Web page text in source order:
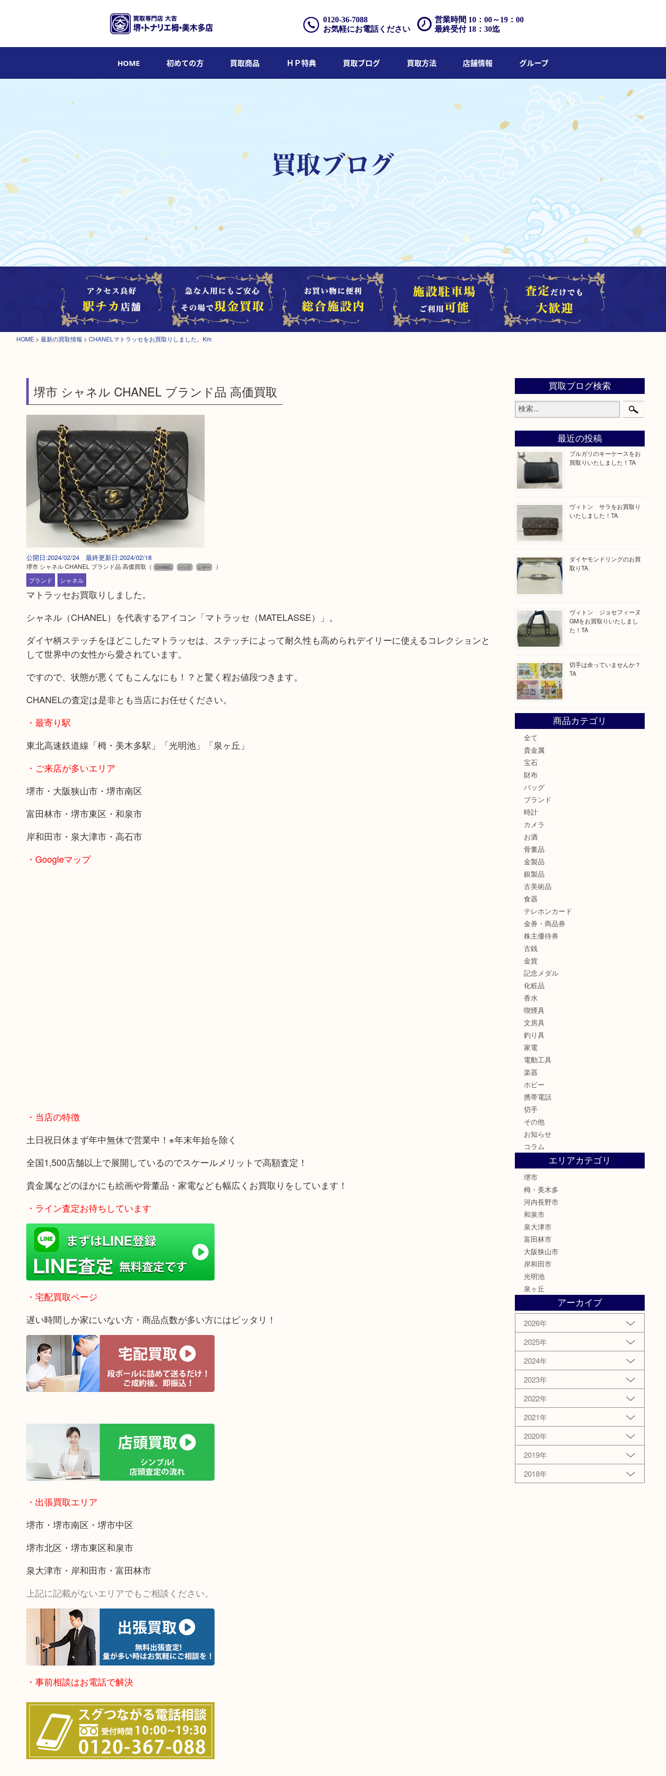
営業時間 10：00～19：00
最終受付 18：30迄
0120-36-7088
お気軽にお電話ください
HOME 初めての方 買取商品 ＨＰ特典 買取ブログ 買取方法 店舗情報 グループ
HOME > 最新の買取情報 > CHANELマトラッセをお買取りしました。Km
堺市 シャネル CHANEL ブランド品 高価買取
公開日:2024/02/24 最終更新日:2024/02/18
堺市 シャネル CHANEL ブランド品 高価買取 （ CHANEL バック レザー
）
ブランド
シャネル
マトラッセお買取りしました。
シャネル（CHANEL）を代表するアイコン「マトラッセ（MATELASSE）」。
ダイヤ柄ステッチをほどこしたマトラッセは、ステッチによって耐久性も高められデイリーに使えるコレクションと
して世界中の女性から愛されています。
ですので、状態が悪くてもこんなにも！？と驚く程お値段つきます。
CHANELの査定は是非とも当店にお任せください。
・最寄り駅
東北高速鉄道線「栂・美木多駅」「光明池」「泉ヶ丘」
・ご来店が多いエリア
堺市・大阪狭山市・堺市南区
富田林市・堺市東区・和泉市
岸和田市・泉大津市・高石市
・Googleマップ
・当店の特徴
土日祝日休まず年中無休で営業中！※年末年始を除く
全国1,500店舗以上で展開しているのでスケールメリットで高額査定！
貴金属などのほかにも絵画や骨董品・家電なども幅広くお買取りをしています！
・ライン査定お待ちしています
・宅配買取ページ
遅い時間しか家にいない方・商品点数が多い方にはピッタリ！
・出張買取エリア
堺市・堺市南区・堺市中区
堺市北区・堺市東区和泉市
泉大津市・岸和田市・富田林市
上記に記載がないエリアでもご相談ください。
・事前相談はお電話で解決
買取ブログ検索
最近の投稿
ブルガリのキーケースをお
買取りいたしました！TA
ヴィトン サラをお買取り
いたしました！TA
ダイヤモンドリングのお買
取りTA
ヴィトン ジョセフィーヌ
GMをお買取りいたしまし
た！TA
切手は余っていませんか？
TA
商品カテゴリ
全て
貴金属
宝石
財布
バッグ
ブランド
時計
カメラ
お酒
骨董品
金製品
銀製品
古美術品
食器
テレホンカード
金券・商品券
株主優待券
古銭
金貨
記念メダル
化粧品
香水
喫煙具
文房具
釣り具
家電
電動工具
楽器
ホビー
携帯電話
切手
その他
お知らせ
コラム
エリアカテゴリ
堺市
栂・美木多
河内長野市
和泉市
泉大津市
富田林市
大阪狭山市
岸和田市
光明池
泉ヶ丘
アーカイブ
2026年
2025年
2024年
2023年
2022年
2021年
2020年
2019年
2018年